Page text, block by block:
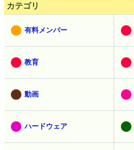
カテゴリ
有料メンバー
教育
動画
ハードウェア